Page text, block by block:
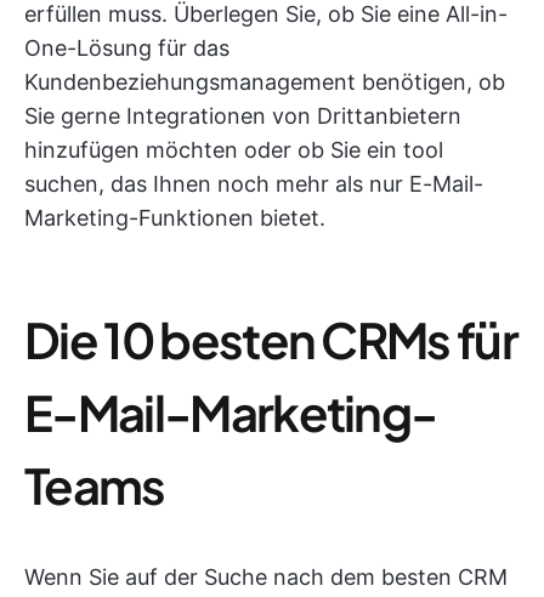
erfüllen muss. Überlegen Sie, ob Sie eine All-in-
One-Lösung für das
Kundenbeziehungsmanagement benötigen, ob
Sie gerne Integrationen von Drittanbietern
hinzufügen möchten oder ob Sie ein tool
suchen, das Ihnen noch mehr als nur E-Mail-
Marketing-Funktionen bietet.
Die 10 besten CRMs für
E-Mail-Marketing-
Teams
Wenn Sie auf der Suche nach dem besten CRM